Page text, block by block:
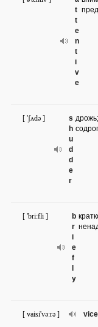
t
t
e
n
t
i
v
e
s
h
u
d
d
e
r
[ 'ʃʌdə ]
b
r
i
e
f
y
[ 'bri:fli ]
[ vaisi'və:rə ]